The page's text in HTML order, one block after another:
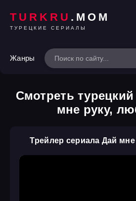
TURKRU .MOM
ТУРЕЦКИЕ СЕРИАЛЫ
Жанры
Смотреть
мне руку,
Трейлер сериала Дай